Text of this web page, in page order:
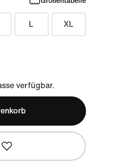
L XL
verfügbar.